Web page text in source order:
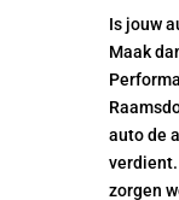
Is jouw
Maak
auto de
zorgen